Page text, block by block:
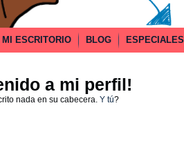
MI ESCRITORIO BLOG ESPECIALES
a mi perfil!
nada en su cabecera. Y tú?